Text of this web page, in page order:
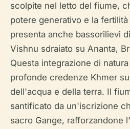
scolpite nel letto del fiume,
potere generativo e la
presenta anche bassorilievi
Vishnu sdraiato su Ananta,
Questa integrazione di
profonde credenze Khmer
dell'acqua e della terra. Il
santificato da un'iscrizione
sacro Gange, rafforzandone